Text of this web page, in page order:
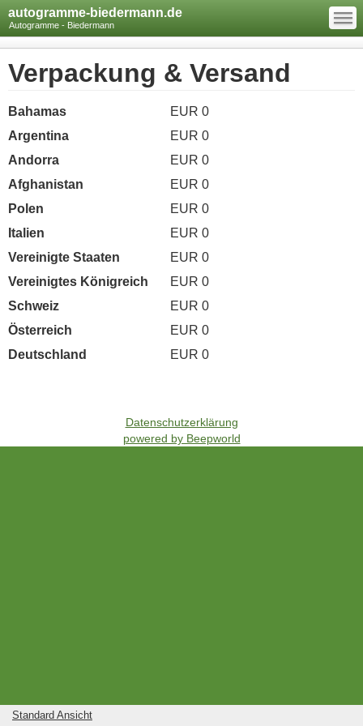
autogramme-biedermann.de
Autogramme - Biedermann
—
—
—
Verpackung & Versand
Bahamas
EUR 0
Argentina
EUR 0
Andorra
EUR 0
Afghanistan
EUR 0
Polen
EUR 0
Italien
EUR 0
Vereinigte Staaten
EUR 0
Vereinigtes Königreich
EUR 0
Schweiz
EUR 0
Österreich
EUR 0
Deutschland
EUR 0
Datenschutzerklärung
powered by Beepworld
Standard Ansicht